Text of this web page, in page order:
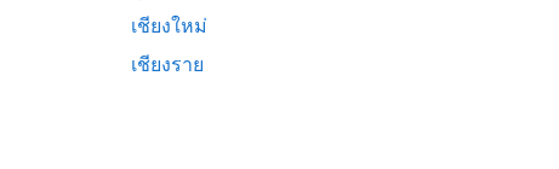
เชียงใหม่
เชียงราย